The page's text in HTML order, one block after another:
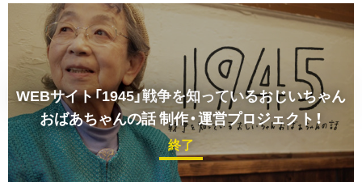
WEBサイト「1945」戦争を知っているおじいちゃん
おばあちゃんの話 制作・運営プロジェクト！
終了